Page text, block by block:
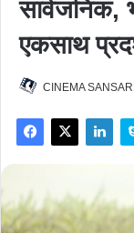
सार्वजनिक,
एकसाथ
CINEMA SANSAR